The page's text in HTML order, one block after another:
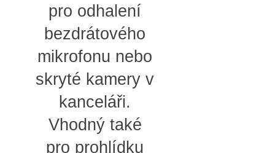
pro odhalení
bezdrátového
mikrofonu nebo
skryté kamery v
kanceláři.
Vhodný také
pro prohlídku